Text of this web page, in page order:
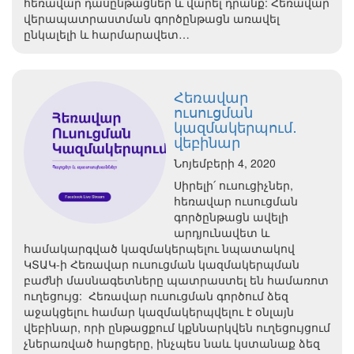
վերապատրաստման գործընթացն առավել
ընկալելի և հարմարավետ…
Հեռավար
ուսուցման
կազմակերպում․
վեբինար
Նոյեմբերի 4, 2020
Սիրելի՛ ուսուցիչներ,
հեռավար ուսուցման
գործընթացն ավելի
արդյունավետ և
համակարգված կազմակերպելու նպատակով
ԿՏԱԿ-ի Հեռավար ուսուցման կազմակերպման
բաժնի մասնագետները պատրաստել են համառոտ
ուղեցույց: Հեռավար ուսուցման գործում ձեզ
աջակցելու համար կազմակերպվելու է օնլայն
վեբինար, որի ընթացքում կքննարկվեն ուղեցույցում
չներառված հարցերը, ինչպես նաև կստանաք ձեզ